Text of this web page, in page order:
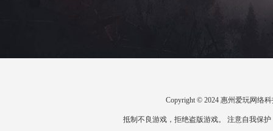
Copyright © 2024 惠州爱玩网络
抵制不良游戏，拒绝盗版游戏。 注意自我保